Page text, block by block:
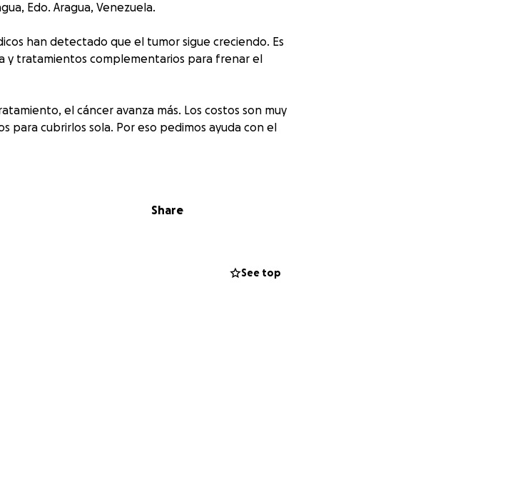
Edo. Aragua, Venezuela.
han detectado que el tumor sigue creciendo. Es
y tratamientos complementarios para frenar el
el cáncer avanza más. Los costos son muy
para cubrirlos sola. Por eso pedimos ayuda con el
compartas esta campaña.Share
See top